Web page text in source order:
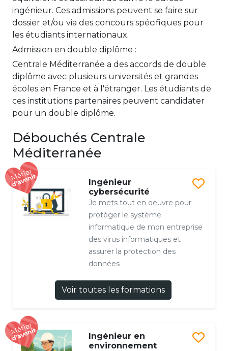
ingénieur. Ces admissions peuvent se faire sur
dossier et/ou via des concours spécifiques pour
les étudiants internationaux.
Admission en double diplôme :
Centrale Méditerranée a des accords de double
diplôme avec plusieurs universités et grandes
écoles en France et à l'étranger. Les étudiants de
ces institutions partenaires peuvent candidater
pour un double diplôme.
Débouchés Centrale
Méditerranée
Ingénieur
cybersécurité
Je mets tout en oeuvre pour
protéger le système
informatique de mon entreprise
des virus informatiques et
assurer la protection des
données
Voir toutes les formations
Ingénieur en
environnement